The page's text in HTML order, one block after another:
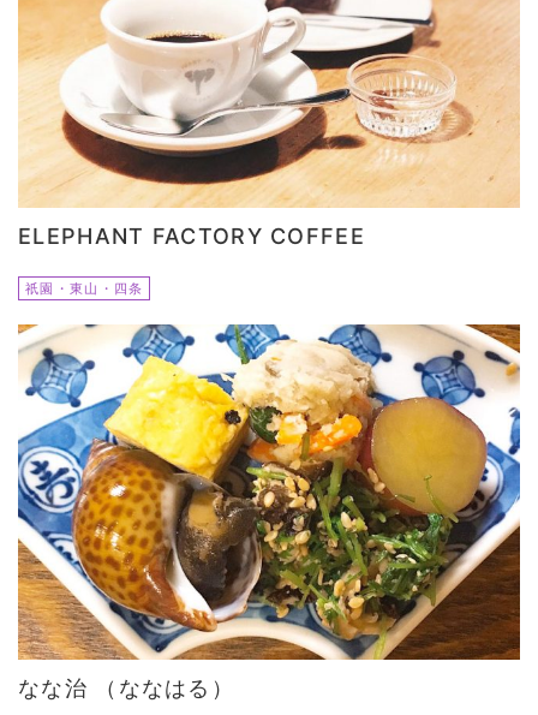
ELEPHANT FACTORY COFFEE
祇園・東山・四条
なな治 （ななはる）